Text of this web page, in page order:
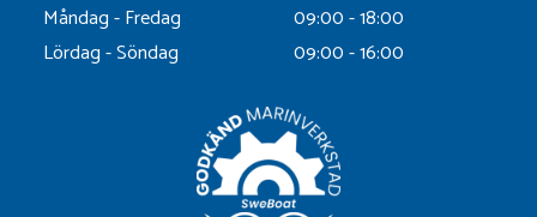
Måndag - Fredag
09:00 - 18:00
Lördag - Söndag
09:00 - 16:00